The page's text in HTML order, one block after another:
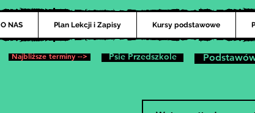
O NAS Plan Lekcji i Zapisy Kursy podstawowe
Najbliższe terminy --> Psie Przedszkole